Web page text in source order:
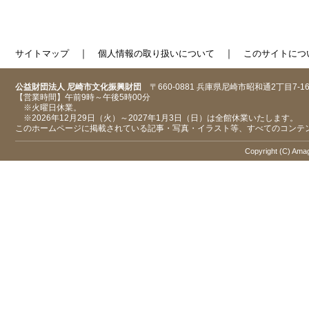
サイトマップ｜ 個人情報の取り扱いについて ｜ このサイトにつ
公益財団法人 尼崎市文化振興財団 〒660-0881 兵庫県尼崎市昭和通2丁目7-16
【営業時間】午前9時～午後5時00分
※火曜日休業。
※2026年12月29日（火）～2027年1月3日（日）は全館休業いたします。
このホームページに掲載されている記事・写真・イラスト等、すべてのコン
Copyright (C)